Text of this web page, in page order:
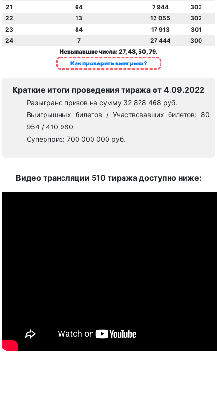
Невыпавшие числа: 27, 48, 50, 79.
Как проверить выигрыш?
21
64 7 944
303
22
13 12 055
302
23
84 17 913
301
24
7 27 444 300
Краткие итоги проведения тиража от 4.09.2022
Разыграно призов на сумму 32 828 468 руб.
Выигрышных билетов / Участвовавших билетов: 80
954 / 410 980
Суперприз: 700 000 000 руб.
Видео трансляции 510 тиража доступно ниже: